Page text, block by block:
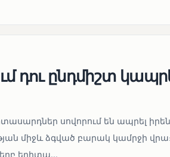
դու ընդմիշտ
սովորում են ապրել
միջև ձգված բարակ կամրջի վրա։
երիտա...